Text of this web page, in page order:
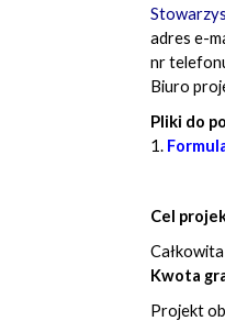
adres e-
nr
Biuro
Pliki do
1.
Cel
Kwota
Projekt